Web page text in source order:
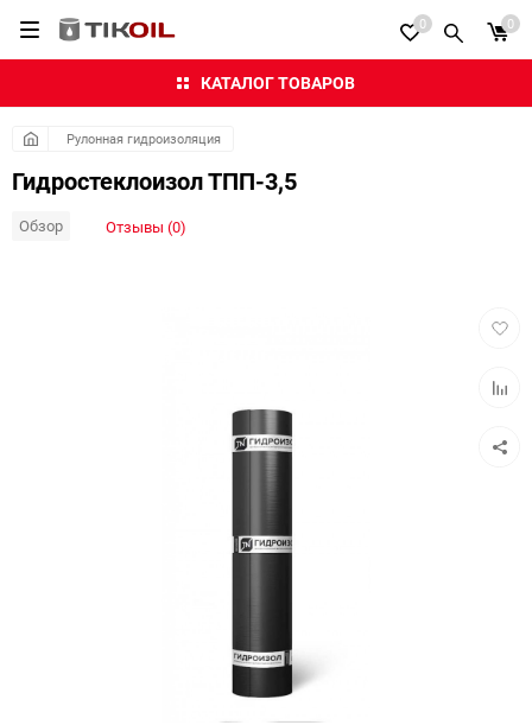
КАТАЛОГ ТОВАРОВ
0 0
Рулонная гидроизоляция
Гидростеклоизол ТПП-3,5
Обзор Отзывы (0)